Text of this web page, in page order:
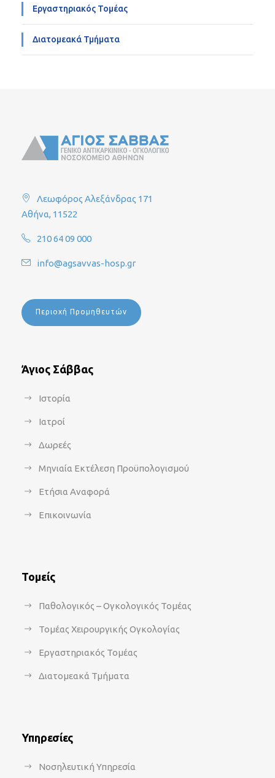
Εργαστηριακός Τομέας
Διατομεακά Τμήματα
Λεωφόρος Αλεξάνδρας 171
Αθήνα, 11522
210 64 09 000
info@agsavvas-hosp.gr
Περιοχή Προμηθευτών
Άγιος Σάββας
Ιστορία
Ιατροί
Δωρεές
Μηνιαία Εκτέλεση Προϋπολογισμού
Ετήσια Αναφορά
Επικοινωνία
Τομείς
Παθολογικός – Ογκολογικός Τομέας
Τομέας Χειρουργικής Ογκολογίας
Εργαστηριακός Τομέας
Διατομεακά Τμήματα
Υπηρεσίες
Νοσηλευτική Υπηρεσία